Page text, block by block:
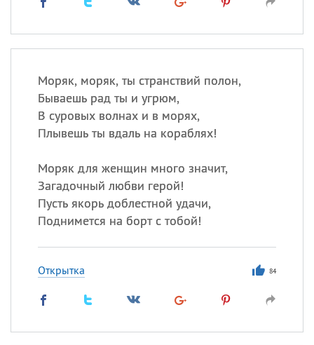
Моряк, моряк, ты странствий полон,
Бываешь рад ты и угрюм,
В суровых волнах и в морях,
Плывешь ты вдаль на кораблях!
Моряк для женщин много значит,
Загадочный любви герой!
Пусть якорь доблестной удачи,
Поднимется на борт с тобой!
Открытка 84